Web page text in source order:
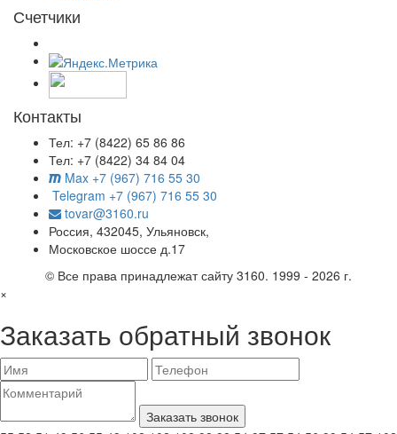
Счетчики
Контакты
Тел: +7 (8422) 65 86 86
Тел: +7 (8422) 34 84 04
Max +7 (967) 716 55 30
Telegram +7 (967) 716 55 30
tovar@3160.ru
Россия, 432045, Ульяновск,
Московское шоссе д.17
© Все права принадлежат сайту 3160. 1999 - 2026 г.
×
Заказать обратный звонок